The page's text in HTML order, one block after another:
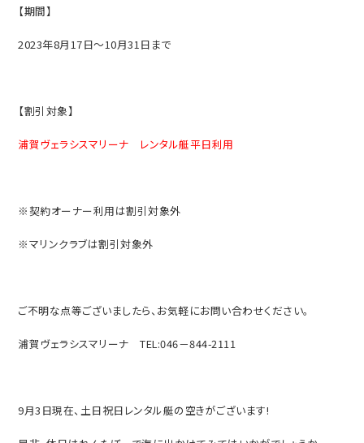
【期間】
2023年8月17日～10月31日まで
【割引対象】
浦賀ヴェラシスマリーナ レンタル艇平日利用
※契約オーナー利用は割引対象外
※マリンクラブは割引対象外
ご不明な点等ございましたら、お気軽にお問い合わせください。
浦賀ヴェラシスマリーナ TEL:046－844-2111
9月3日現在、土日祝日レンタル艇の空きがございます!